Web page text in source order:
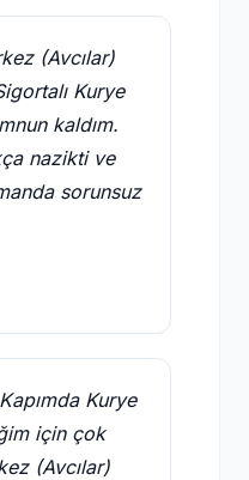
(Avcılar)
Kurye
kaldım.
nazikti ve
sorunsuz
Kurye
için çok
(Avcılar)